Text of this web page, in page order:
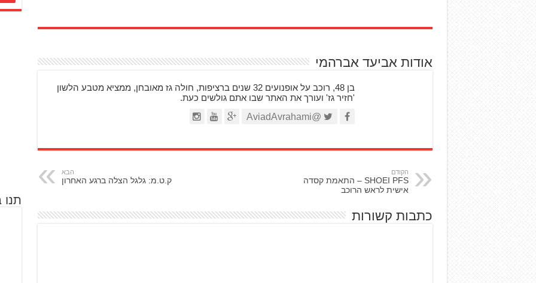
אודות אביעד אברהמי
בן 48, רוכב על אופנועים 32 שנים ברציפות, חולה גז מאובחן, ממציא מטבע הלשון
'חזיר גז' ועורך את האתר שבו אתם גולשים כעת.
@AviadAvrahami
הקודם
SHOEI PFS – התאמת קסדה
אישית לראש הרוכב
הבא
ק.ט.מ: גלגל הצלה ברגע האחרון
כתבות קשורות
תנו